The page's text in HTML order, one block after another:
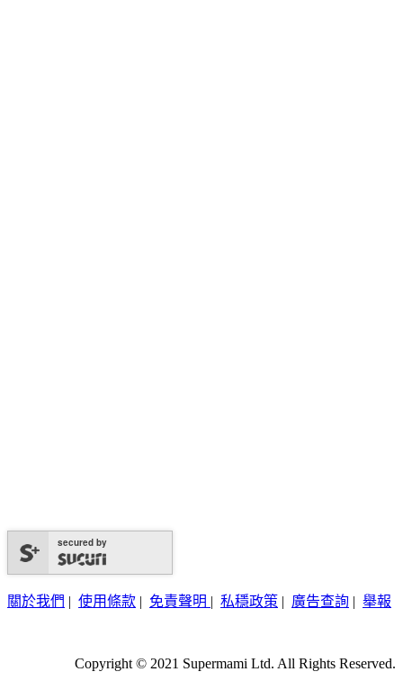
secured by
關於我們 | 使用條款 | 免責聲明 | 私穩政策 | 廣告查詢 | 舉報
Copyright © 2021 Supermami Ltd. All Rights Reserved.